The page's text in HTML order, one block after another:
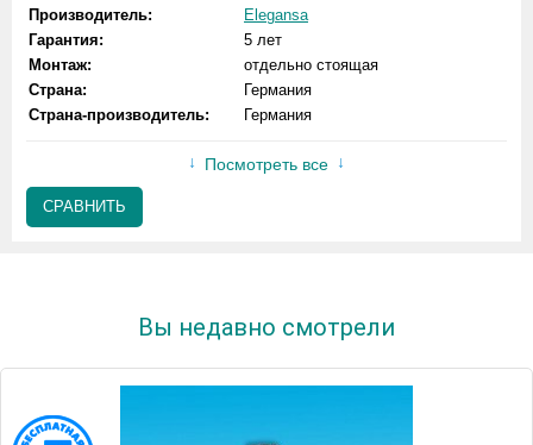
Производитель:
Elegansa
Гарантия:
5 лет
Монтаж:
отдельно стоящая
Страна:
Германия
Страна-производитель:
Германия
Посмотреть все
СРАВНИТЬ
Вы недавно смотрели